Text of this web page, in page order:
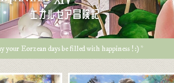
エオルゼア冒険記
your Eorzean days be filled with happiness ! :) *